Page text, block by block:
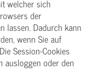
welcher sich
der
lassen. Dadurch kann
wenn Sie auf
Session-Cookies
ausloggen oder den